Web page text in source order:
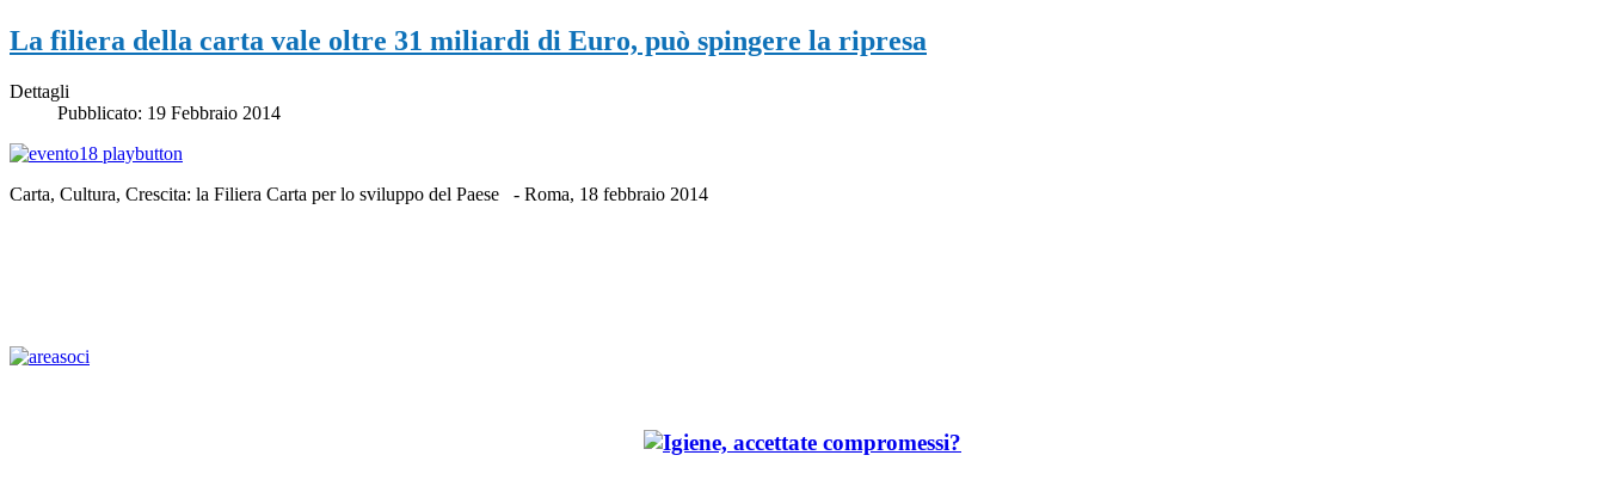
La filiera della carta vale oltre 31 miliardi di Euro, può spingere la ripresa
Dettagli
Pubblicato: 19 Febbraio 2014
Carta, Cultura, Crescita: la Filiera Carta per lo sviluppo del Paese - Roma, 18 febbraio 2014